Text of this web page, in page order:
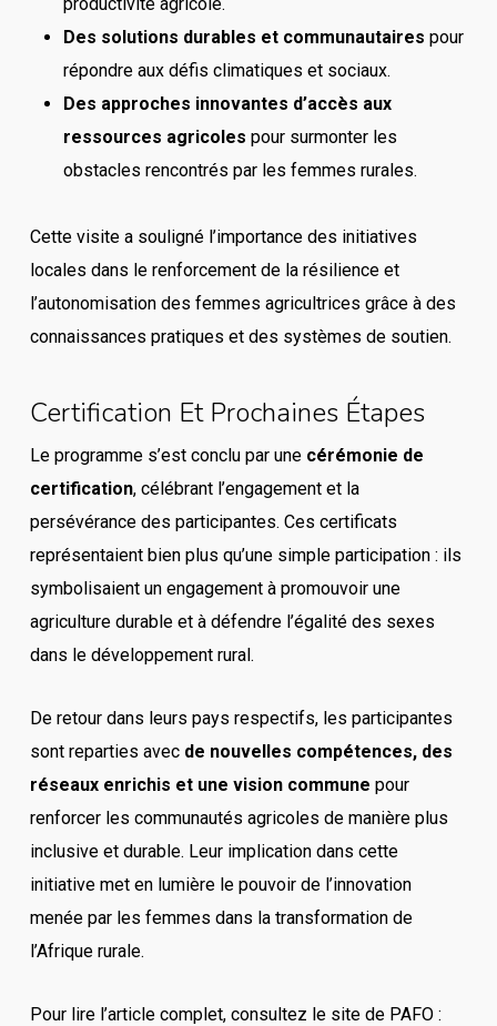
Des solutions durables et communautaires pour
répondre aux défis climatiques et sociaux.
Des approches innovantes d’accès aux
ressources agricoles pour surmonter les
obstacles rencontrés par les femmes rurales.
Cette visite a souligné l’importance des initiatives
locales dans le renforcement de la résilience et
l’autonomisation des femmes agricultrices grâce à des
connaissances pratiques et des systèmes de soutien.
Certification Et Prochaines Étapes
Le programme s’est conclu par une cérémonie de
certification, célébrant l’engagement et la
persévérance des participantes. Ces certificats
représentaient bien plus qu’une simple participation : ils
symbolisaient un engagement à promouvoir une
agriculture durable et à défendre l’égalité des sexes
dans le développement rural.
De retour dans leurs pays respectifs, les participantes
sont reparties avec de nouvelles compétences, des
réseaux enrichis et une vision commune pour
renforcer les communautés agricoles de manière plus
inclusive et durable. Leur implication dans cette
initiative met en lumière le pouvoir de l’innovation
menée par les femmes dans la transformation de
l’Afrique rurale.
Pour lire l’article complet, consultez le site de PAFO :